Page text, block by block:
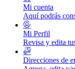
Mi cuenta
Aquí podrás
Mi Perfil
Revisa y edita
Direcciones de